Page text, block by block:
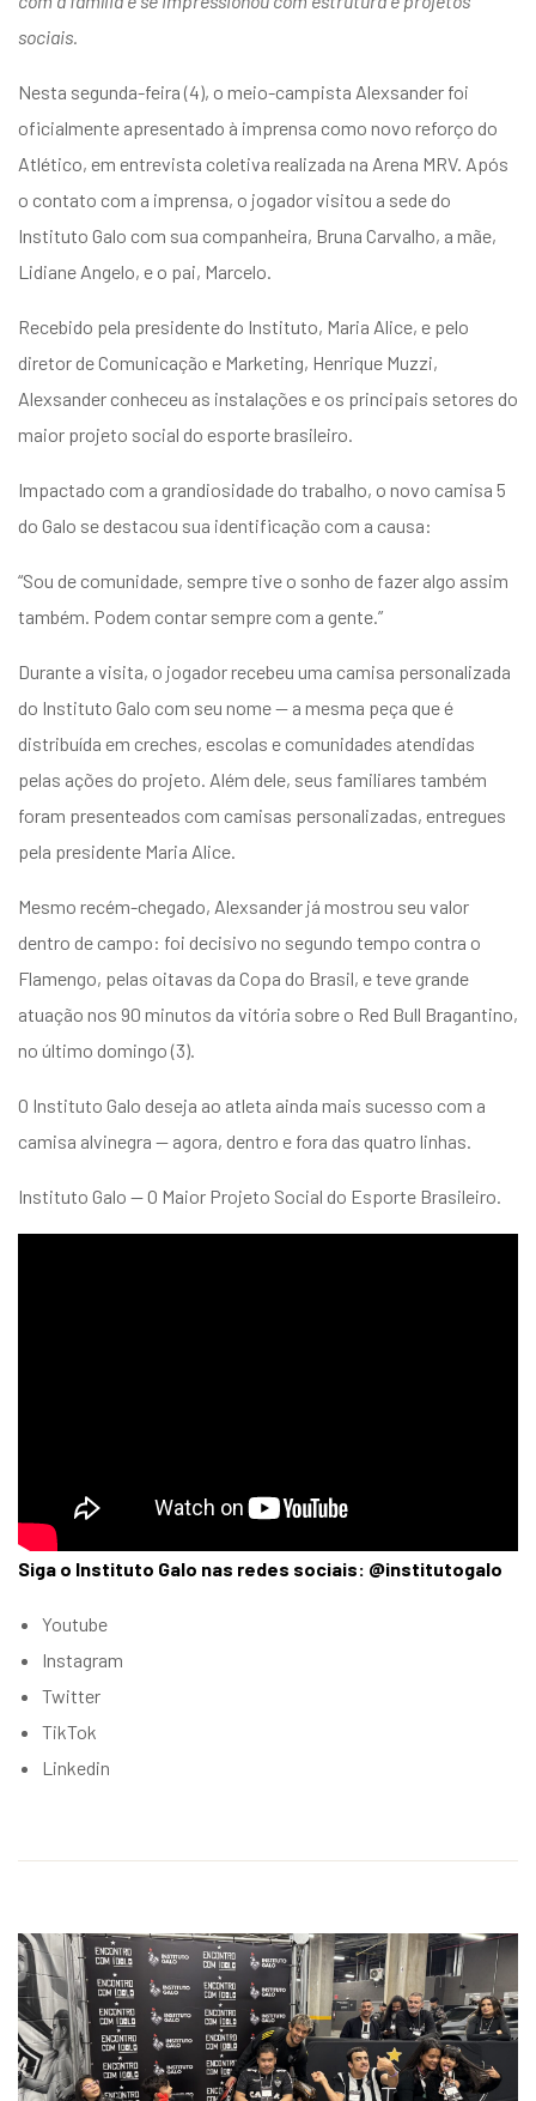
sociais.
Nesta segunda-feira (4), o meio-campista Alexsander foi
oficialmente apresentado à imprensa como novo reforço do
Atlético, em entrevista coletiva realizada na Arena MRV. Após
o contato com a imprensa, o jogador visitou a sede do
Instituto Galo com sua companheira, Bruna Carvalho, a mãe,
Lidiane Angelo, e o pai, Marcelo.
Recebido pela presidente do Instituto, Maria Alice, e pelo
diretor de Comunicação e Marketing, Henrique Muzzi,
Alexsander conheceu as instalações e os principais setores do
maior projeto social do esporte brasileiro.
Impactado com a grandiosidade do trabalho, o novo camisa 5
do Galo se destacou sua identificação com a causa:
“Sou de comunidade, sempre tive o sonho de fazer algo assim
também. Podem contar sempre com a gente.”
Durante a visita, o jogador recebeu uma camisa personalizada
do Instituto Galo com seu nome — a mesma peça que é
distribuída em creches, escolas e comunidades atendidas
pelas ações do projeto. Além dele, seus familiares também
foram presenteados com camisas personalizadas, entregues
pela presidente Maria Alice.
Mesmo recém-chegado, Alexsander já mostrou seu valor
dentro de campo: foi decisivo no segundo tempo contra o
Flamengo, pelas oitavas da Copa do Brasil, e teve grande
atuação nos 90 minutos da vitória sobre o Red Bull Bragantino,
no último domingo (3).
O Instituto Galo deseja ao atleta ainda mais sucesso com a
camisa alvinegra — agora, dentro e fora das quatro linhas.
Instituto Galo — O Maior Projeto Social do Esporte Brasileiro.
Siga o Instituto Galo nas redes sociais: @institutogalo
Youtube
Instagram
Twitter
TikTok
Linkedin